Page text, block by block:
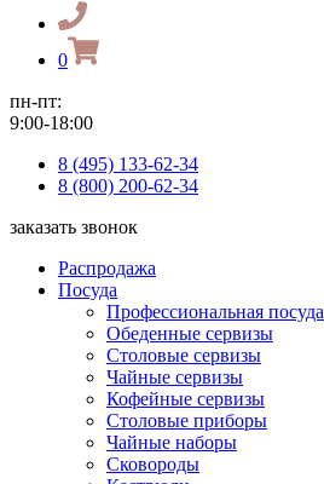
0
пн-пт:
9:00-18:00
8 (495) 133-62-34
8 (800) 200-62-34
заказать звонок
Распродажа
Посуда
Профессиональная посуда
Обеденные сервизы
Столовые сервизы
Чайные сервизы
Кофейные сервизы
Столовые приборы
Чайные наборы
Сковороды